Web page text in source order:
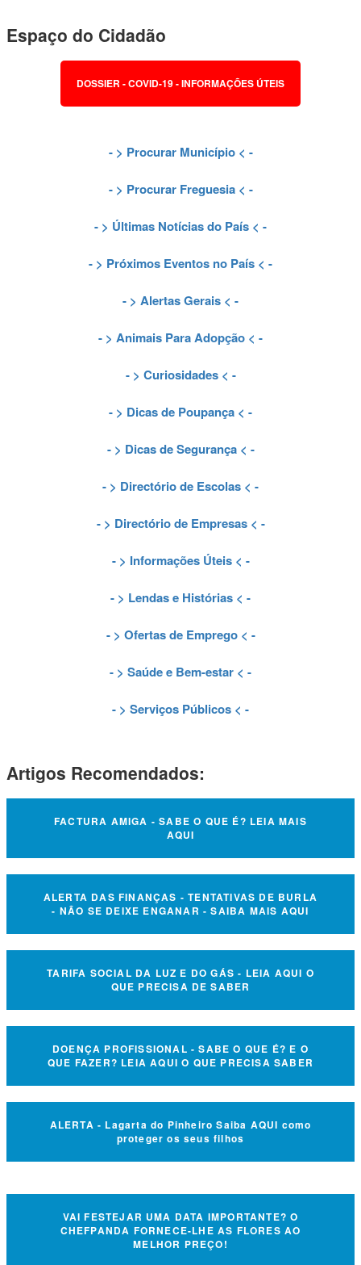
Espaço do Cidadão
DOSSIER - COVID-19 - INFORMAÇÕES ÚTEIS
- > Procurar Município< -
- > Procurar Freguesia< -
- > Últimas Notícias do País < -
- > Próximos Eventos no País < -
- > Alertas Gerais < -
- > Animais Para Adopção < -
- > Curiosidades< -
- > Dicas de Poupança < -
- > Dicas de Segurança< -
- > Directório de Escolas < -
- > Directório de Empresas< -
- > Informações Úteis< -
- > Lendas e Histórias < -
- > Ofertas de Emprego< -
- > Saúde e Bem-estar < -
- > Serviços Públicos < -
Artigos Recomendados:
FACTURA AMIGA - SABE O QUE É? LEIA MAIS
AQUI
ALERTA DAS FINANÇAS - TENTATIVAS DE BURLA
- NÃO SE DEIXE ENGANAR - SAIBA MAIS AQUI
TARIFA SOCIAL DA LUZ E DO GÁS - LEIA AQUI O
QUE PRECISA DE SABER
DOENÇA PROFISSIONAL - SABE O QUE É? E O
QUE FAZER? LEIA AQUI O QUE PRECISA SABER
ALERTA - Lagarta do Pinheiro Saiba AQUI como
proteger os seus filhos
VAI FESTEJAR UMA DATA IMPORTANTE? O
CHEFPANDA FORNECE-LHE AS FLORES AO
MELHOR PREÇO!